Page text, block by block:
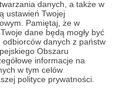
danych, a także w
ustawień Twojej
Pamiętaj, że w
dane będą mogły być
danych z państw
Obszaru
informacje na
w tym celów
polityce prywatności.